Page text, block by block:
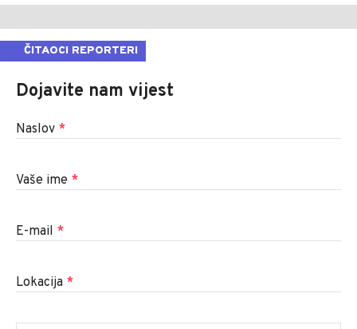
ČITAOCI REPORTERI
Dojavite nam vijest
Naslov *
Vaše ime *
E-mail *
Lokacija *